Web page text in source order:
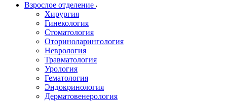
Взрослое отделение
Хирургия
Гинекология
Стоматология
Оториноларингология
Неврология
Травматология
Урология
Гематология
Эндокринология
Дерматовенерология